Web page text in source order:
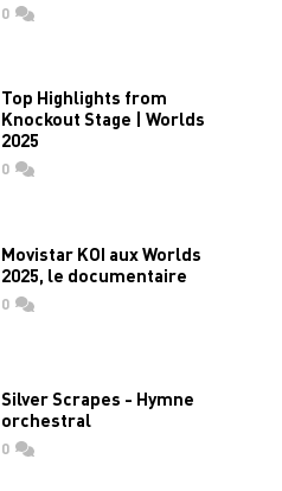
0commentaires
Top Highlights from
Knockout Stage | Worlds
2025
0commentaires
Movistar KOI aux Worlds
2025, le documentaire
0commentaires
Silver Scrapes - Hymne
orchestral
0commentaires